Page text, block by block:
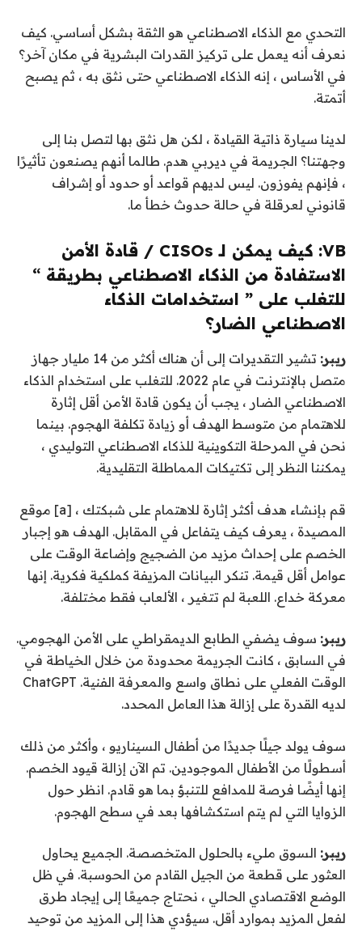
التحدي مع الذكاء الاصطناعي هو الثقة بشكل أساسي. كيف
نعرف أنه يعمل على تركيز القدرات البشرية في مكان آخر؟
في الأساس ، إنه الذكاء الاصطناعي حتى نثق به ، ثم يصبح
أتمتة.
لدينا سيارة ذاتية القيادة ، لكن هل نثق بها لتصل بنا إلى
وجهتنا؟ الجريمة في ديربي هدم. طالما أنهم يصنعون تأثيرًا
، فإنهم يفوزون. ليس لديهم قواعد أو حدود أو إشراف
قانوني لعرقلة في حالة حدوث خطأ ما.
VB: كيف يمكن لـ CISOs / قادة الأمن
الاستفادة من الذكاء الاصطناعي بطريقة “
للتغلب على ” استخدامات الذكاء
الاصطناعي الضار؟
ريبر:
تشير التقديرات إلى أن هناك أكثر من 14 مليار جهاز
متصل بالإنترنت في عام 2022. للتغلب على استخدام الذكاء
الاصطناعي الضار ، يجب أن يكون قادة الأمن أقل إثارة
للاهتمام من متوسط ​​الهدف أو زيادة تكلفة الهجوم. بينما
نحن في المرحلة التكوينية للذكاء الاصطناعي التوليدي ،
يمكننا النظر إلى تكتيكات المماطلة التقليدية.
قم بإنشاء هدف أكثر إثارة للاهتمام على شبكتك ، [a] موقع
المصيدة ، يعرف كيف يتفاعل في المقابل. الهدف هو إجبار
الخصم على إحداث مزيد من الضجيج وإضاعة الوقت على
عوامل أقل قيمة. تنكر البيانات المزيفة كملكية فكرية. إنها
معركة خداع. اللعبة لم تتغير ، الألعاب فقط مختلفة.
ريبر: سوف يضفي الطابع الديمقراطي على الأمن الهجومي.
في السابق ، كانت الجريمة محدودة من خلال الخياطة في
الوقت الفعلي على نطاق واسع والمعرفة الفنية. ChatGPT
لديه القدرة على إزالة هذا العامل المحدد.
سوف يولد جيلًا جديدًا من أطفال السيناريو ، وأكثر من ذلك
أسطولًا من الأطفال الموجودين. تم الآن إزالة قيود الخصم.
إنها أيضًا فرصة للمدافع للتنبؤ بما هو قادم. انظر حول
الزوايا التي لم يتم استكشافها بعد في سطح الهجوم.
ريبر: السوق مليء بالحلول المتخصصة. الجميع يحاول
العثور على قطعة من الجيل القادم من الحوسبة. في ظل
الوضع الاقتصادي الحالي ، نحتاج جميعًا إلى إيجاد طرق
لفعل المزيد بموارد أقل. سيؤدي هذا إلى المزيد من توحيد